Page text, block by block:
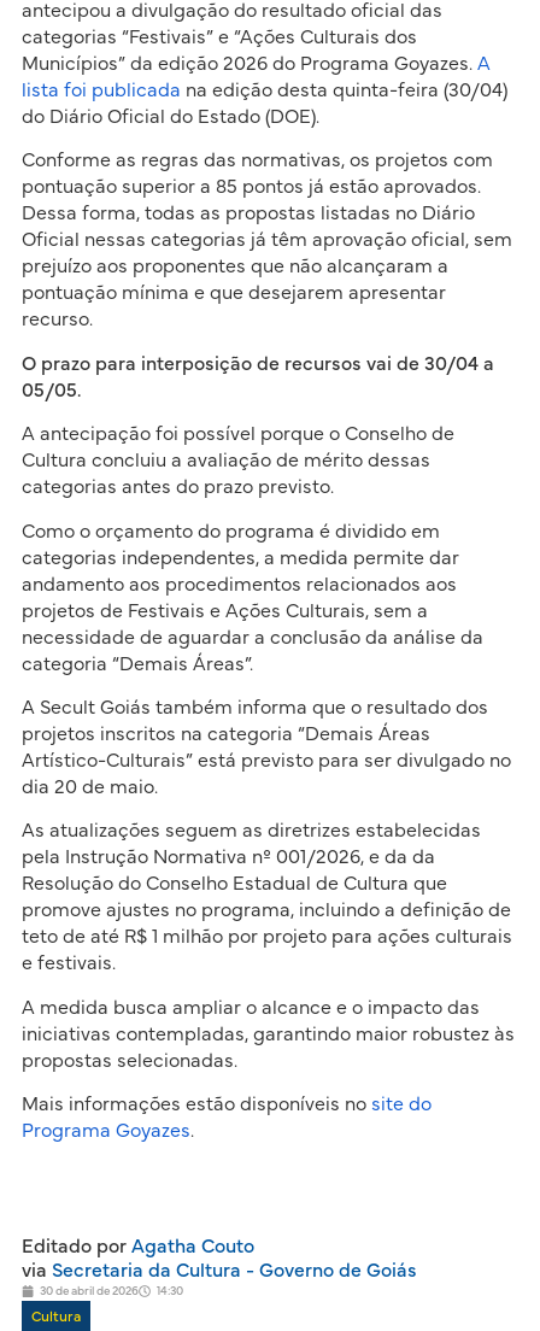
antecipou a divulgação do resultado oficial das
categorias “Festivais” e “Ações Culturais dos
Municípios” da edição 2026 do Programa Goyazes. A
lista foi publicada na edição desta quinta-feira (30/04)
do Diário Oficial do Estado (DOE).
Conforme as regras das normativas, os projetos com
pontuação superior a 85 pontos já estão aprovados.
Dessa forma, todas as propostas listadas no Diário
Oficial nessas categorias já têm aprovação oficial, sem
prejuízo aos proponentes que não alcançaram a
pontuação mínima e que desejarem apresentar
recurso.
O prazo para interposição de recursos vai de 30/04 a
05/05.
A antecipação foi possível porque o Conselho de
Cultura concluiu a avaliação de mérito dessas
categorias antes do prazo previsto.
Como o orçamento do programa é dividido em
categorias independentes, a medida permite dar
andamento aos procedimentos relacionados aos
projetos de Festivais e Ações Culturais, sem a
necessidade de aguardar a conclusão da análise da
categoria “Demais Áreas”.
A Secult Goiás também informa que o resultado dos
projetos inscritos na categoria “Demais Áreas
Artístico-Culturais” está previsto para ser divulgado no
dia 20 de maio.
As atualizações seguem as diretrizes estabelecidas
pela Instrução Normativa nº 001/2026, e da da
Resolução do Conselho Estadual de Cultura que
promove ajustes no programa, incluindo a definição de
teto de até R$ 1 milhão por projeto para ações culturais
e festivais.
A medida busca ampliar o alcance e o impacto das
iniciativas contempladas, garantindo maior robustez às
propostas selecionadas.
Mais informações estão disponíveis no site do
Programa Goyazes.
Editado porAgatha Couto
via Secretaria da Cultura - Governo de Goiás
30 de abril de 2026 14:30
Cultura